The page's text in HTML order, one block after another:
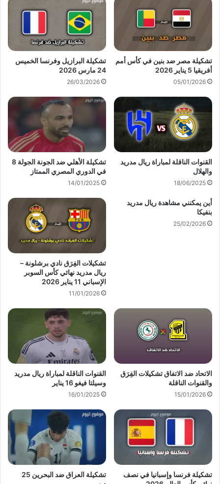
تشكيلة مصر ضد بنين في كأس أمم
أفريقيا 5 يناير 2026
05/01/2026
تشكيلة البرازيل وفرنسا الخميس
24 مارس 2026
26/03/2026
القنوات الناقلة لمباراة ريال مدريد
والهلال
18/06/2025
تشكيلة الأهلي ضد الجونة الجولة 8
في الدوري المصري الممتاز
14/01/2025
أين يمكنني مشاهدة ‎ريال مدريد
بنفيكا
25/02/2026
تشكيلات الفِرَق نادي برشلونة –
ريال مدريد نهائي كأس السوبر
الإسباني 11 يناير 2026
11/01/2026
الاتحاد ضد الاتفاق تشكيلات الفِرَق
والقنوات الناقلة
15/01/2026
القنوات الناقلة لمباراة ريال مدريد
وسيلتا فيغو 16 يناير
16/01/2025
تشكيلة فرنسا وإسبانيا في نصف
تشكيلة العراق ضد البحرين 25